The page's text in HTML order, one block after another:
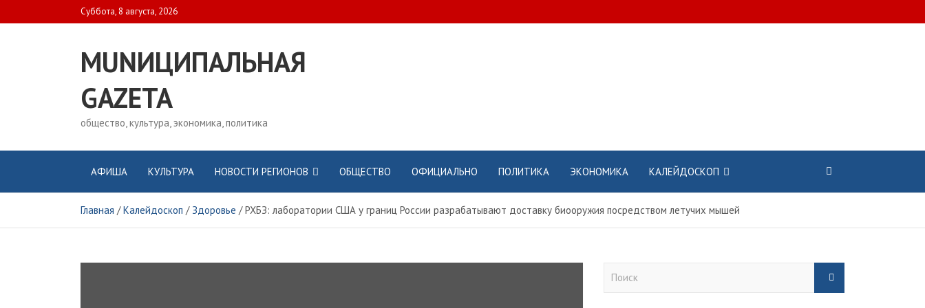
to
Суббота, 8 августа, 2026
MUNИЦИПАЛЬНАЯ
GAZЕТА
общество, культура, экономика, политика
АФИША КУЛЬТУРА НОВОСТИ РЕГИОНОВ ОБЩЕСТВО ОФИЦИАЛЬНО ПОЛИТИКА ЭКОНОМИКА КАЛЕЙДОСКОП
Главная Калейдоскоп Здоровье РХБЗ: лаборатории США у границ России разрабатывают доставку биооружия посредством летучих мышей